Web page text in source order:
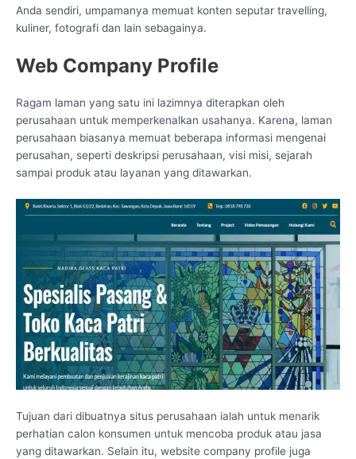
Anda sendiri, umpamanya memuat konten seputar travelling,
kuliner, fotografi dan lain sebagainya.
Web Company Profile
Ragam laman yang satu ini lazimnya diterapkan oleh
perusahaan untuk memperkenalkan usahanya. Karena, laman
perusahaan biasanya memuat beberapa informasi mengenai
perusahan, seperti deskripsi perusahaan, visi misi, sejarah
sampai produk atau layanan yang ditawarkan.
Tujuan dari dibuatnya situs perusahaan ialah untuk menarik
perhatian calon konsumen untuk mencoba produk atau jasa
yang ditawarkan. Selain itu, website company profile juga